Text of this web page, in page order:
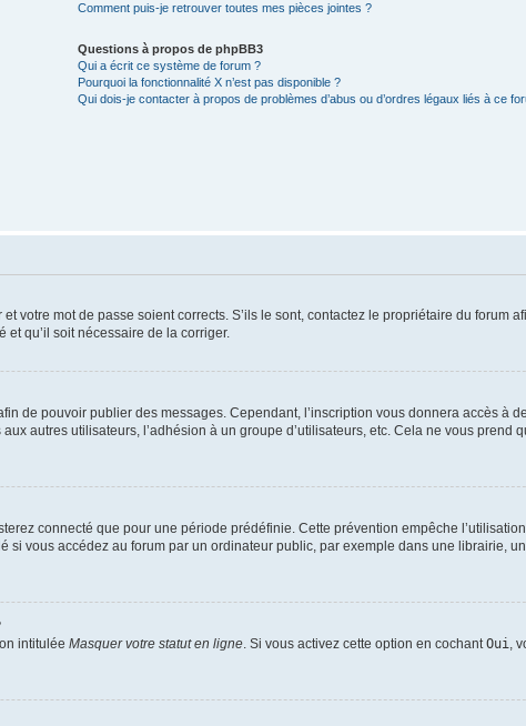
Comment puis-je retrouver toutes mes pièces jointes ?
Questions à propos de phpBB3
Qui a écrit ce système de forum ?
Pourquoi la fonctionnalité X n’est pas disponible ?
Qui dois-je contacter à propos de problèmes d’abus ou d’ordres légaux liés à ce
votre mot de passe soient corrects. S’ils le sont, contactez le propriétaire du forum
qu’il soit nécessaire de la corriger.
de pouvoir publier des messages. Cependant, l’inscription vous donnera accès à
autres utilisateurs, l’adhésion à un groupe d’utilisateurs, etc. Cela ne vous prend
connecté que pour une période prédéfinie. Cette prévention empêche
vous accédez au forum par un ordinateur public, par exemple dans une librairie,
intitulée Masquer votre statut en ligne. Si vous activez cette option en cochantOui,